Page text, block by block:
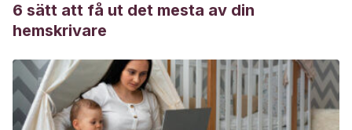
6 sätt att få ut det mesta av din
hemskrivare